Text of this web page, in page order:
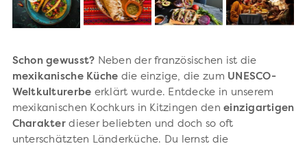
Schon gewusst? Neben der französischen ist die
mexikanische Küche die einzige, die zum UNESCO-
Weltkulturerbe erklärt wurde. Entdecke in unserem
mexikanischen Kochkurs in Kitzingen deneinzigartigen
Charakterdieser beliebten und doch so oft
unterschätzten Länderküche. Du lernst die